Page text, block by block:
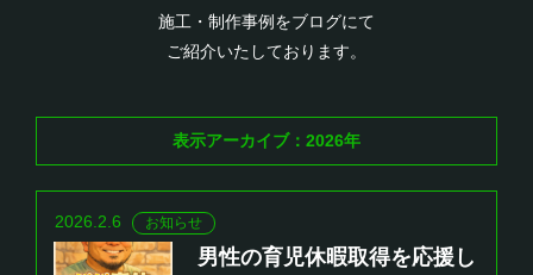
施工・制作事例をブログにて
ご紹介いたしております。
表示アーカイブ：2026年
2026.2.6 お知らせ
男性の育児休暇取得を応援し